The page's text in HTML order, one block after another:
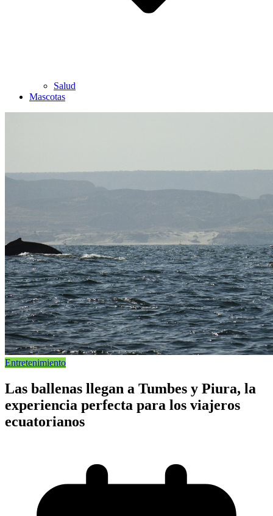
Salud
Mascotas
Entretenimiento
Las ballenas llegan a Tumbes y Piura, la
experiencia perfecta para los viajeros
ecuatorianos